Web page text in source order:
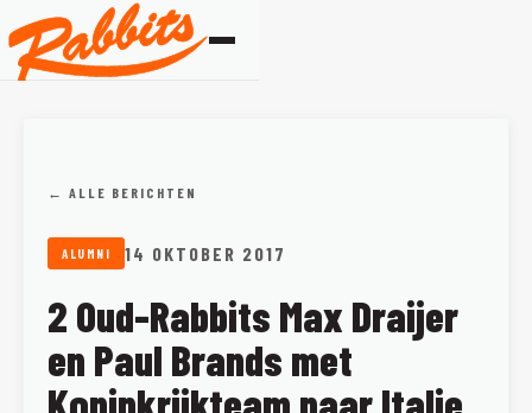
← ALLE BERICHTEN
ALUMNI 14 OKTOBER 2017
2 Oud-Rabbits Max Draijer
en Paul Brands met